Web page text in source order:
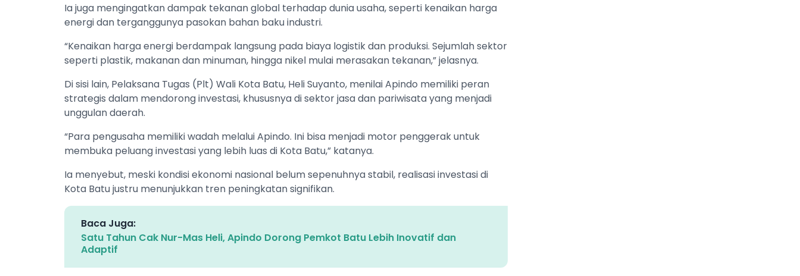
Ia juga mengingatkan dampak tekanan global terhadap dunia usaha, seperti kenaikan harga
energi dan terganggunya pasokan bahan baku industri.
“Kenaikan harga energi berdampak langsung pada biaya logistik dan produksi. Sejumlah sektor
seperti plastik, makanan dan minuman, hingga nikel mulai merasakan tekanan,” jelasnya.
Di sisi lain, Pelaksana Tugas (Plt) Wali Kota Batu, Heli Suyanto, menilai Apindo memiliki peran
strategis dalam mendorong investasi, khususnya di sektor jasa dan pariwisata yang menjadi
unggulan daerah.
“Para pengusaha memiliki wadah melalui Apindo. Ini bisa menjadi motor penggerak untuk
membuka peluang investasi yang lebih luas di Kota Batu,” katanya.
Ia menyebut, meski kondisi ekonomi nasional belum sepenuhnya stabil, realisasi investasi di
Kota Batu justru menunjukkan tren peningkatan signifikan.
Baca Juga:
Satu Tahun Cak Nur-Mas Heli, Apindo Dorong Pemkot Batu Lebih Inovatif dan
Adaptif